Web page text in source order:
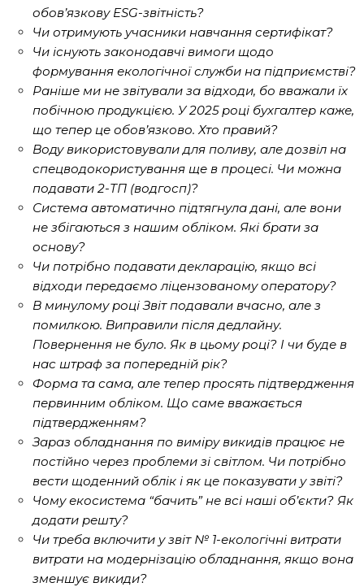
обов’язкову ESG-звітність?
Чи отримують учасники навчання сертифікат?
Чи існують законодавчі вимоги щодо
формування екологічної служби на підприємстві?
Раніше ми не звітували за відходи, бо вважали їх
побічною продукцією. У 2025 році бухгалтер каже,
що тепер це обов’язково. Хто правий?
Воду використовували для поливу, але дозвіл на
спецводокористування ще в процесі. Чи можна
подавати 2-ТП (водгосп)?
Система автоматично підтягнула дані, але вони
не збігаються з нашим обліком. Які брати за
основу?
Чи потрібно подавати декларацію, якщо всі
відходи передаємо ліцензованому оператору?
В минулому році Звіт подавали вчасно, але з
помилкою. Виправили після дедлайну.
Повернення не було. Як в цьому році? І чи буде в
нас штраф за попередній рік?
Форма та сама, але тепер просять підтвердження
первинним обліком. Що саме вважається
підтвердженням?
Зараз обладнання по виміру викидів працює не
постійно через проблеми зі світлом. Чи потрібно
вести щоденний облік і як це показувати у звіті?
Чому екосистема “бачить” не всі наші об’єкти? Як
додати решту?
Чи треба включити у звіт № 1-екологічні витрати
витрати на модернізацію обладнання, якщо вона
зменшує викиди?